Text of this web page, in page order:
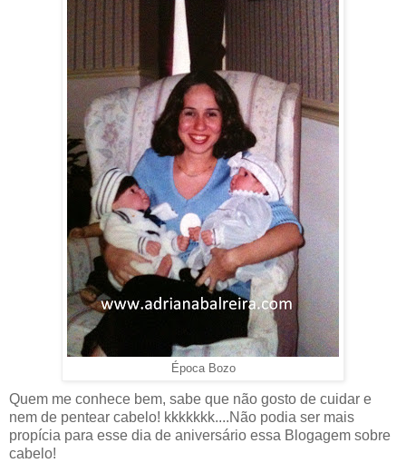
Época Bozo
Quem me conhece bem, sabe que não gosto de cuidar e
nem de pentear cabelo! kkkkkkk....Não podia ser mais
propícia para esse dia de aniversário essa Blogagem sobre
cabelo!